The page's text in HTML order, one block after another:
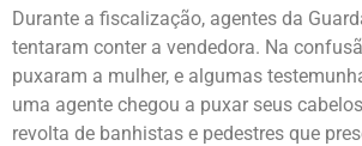
Durante a fiscalização, agentes da
tentaram conter a vendedora. Na
puxaram a mulher, e algumas
uma agente chegou a puxar seus
revolta de banhistas e pedestres que